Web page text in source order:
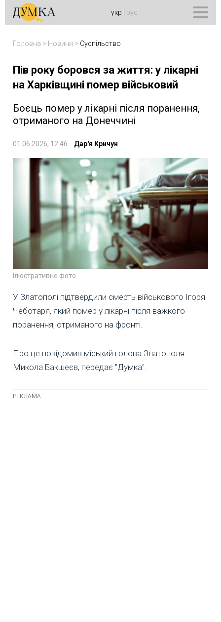
укр рус
Головна > Новини > Суспільство
Пів року боровся за життя: у лікарні
на Харківщині помер військовий
Боєць помер у лікарні після поранення,
отриманого на Донеччині
01.06.2026, 12:46 Дар'я Кричун
Ілюстративне фото
У Златополі підтвердили смерть військового Ігоря
Чеботаря, який помер у лікарні після важкого
поранення, отриманого на фронті.
Про це повідомив міський голова Златополя
Микола Бакшеєв, передає "Думка".